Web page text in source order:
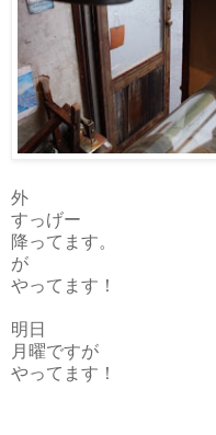
外
すっげー
降ってます。
が
やってます！
明日
月曜ですが
やってます！